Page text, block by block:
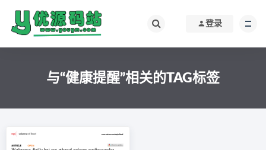
登录
与“健康提醒”相关的TAG标签